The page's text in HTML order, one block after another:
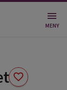
MENY
favorite